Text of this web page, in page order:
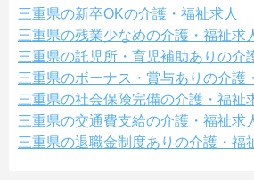
三重県の新卒OKの介護・福祉求人
三重県の残業少なめの介護・福祉求
三重県の託児所・育児補助ありの介
三重県のボーナス・賞与ありの介護
三重県の社会保険完備の介護・福祉
三重県の交通費支給の介護・福祉求
三重県の退職金制度ありの介護・福